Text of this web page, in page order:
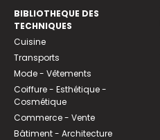
BIBLIOTHEQUE DES
TECHNIQUES
Cuisine
Transports
Mode - Vêtements
Coiffure - Esthétique -
Cosmétique
Commerce - Vente
Bâtiment - Architecture